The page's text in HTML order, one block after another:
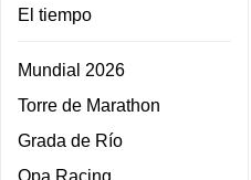
El tiempo
Mundial 2026
Torre de Marathon
Grada de Río
Opa Racing